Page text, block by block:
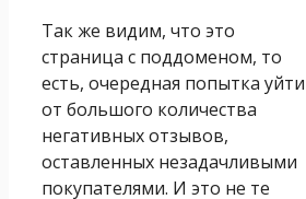
Так же видим, что это
страница с поддоменом, то
есть, очередная попытка уйти
от большого количества
негативных отзывов,
оставленных незадачливыми
покупателями. И это не те